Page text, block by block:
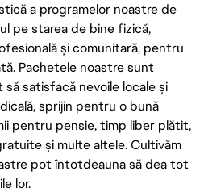
a programelor noastre de
pe starea de bine fizică,
și comunitară, pentru
Pachetele noastre sunt
satisfacă nevoile locale și
sprijin pentru o bună
pentru pensie, timp liber plătit,
și multe altele. Cultivăm
pot întotdeauna să dea tot
lor.